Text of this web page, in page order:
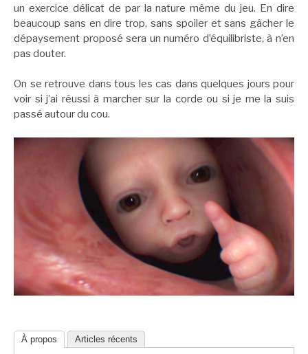
un exercice délicat de par la nature même du jeu. En dire
beaucoup sans en dire trop, sans spoiler et sans gâcher le
dépaysement proposé sera un numéro d’équilibriste, à n’en
pas douter.
On se retrouve dans tous les cas dans quelques jours pour
voir si j’ai réussi à marcher sur la corde ou si je me la suis
passé autour du cou.
À propos Articles récents